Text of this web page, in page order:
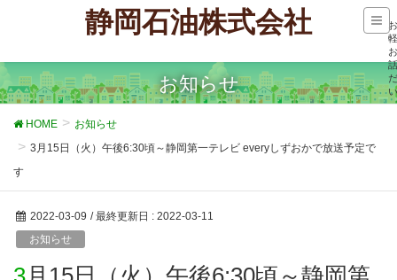
静岡石油株式会社
お知らせ
HOME
お知らせ
3月15日（火）午後6:30頃～静岡第一テレビ everyしずおかで放送予定で
す
2022-03-09 / 最終更新日 : 2022-03-11
お知らせ